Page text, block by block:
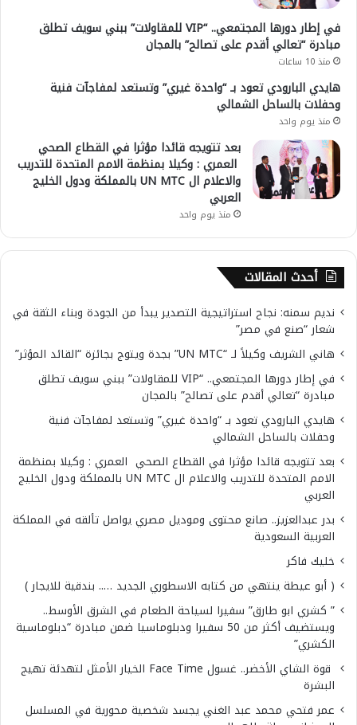
في إطار دورها المجتمعي.. “VIP للمقاولات” ببني سويف تطلق
مبادرة “تعالي أقدم على تصالح” بالمجان
منذ 10 ساعات
هايدي البارودي تعود بـ “واحدة غيري” وتستعد لمفاجآت فنية
وحفلات بالساحل الشمالي
منذ يوم واحد
بعد تتويجه قائدا مؤثرا في القطاع الصحي
العمري : وكيلا بمنظمة الامم المتحدة للتدريب
والاعلام ال UN MTC بالمملكة ودول الخليج
العربي
منذ يوم واحد
أحدث المقالات
نديم سمنه: نجاح استراتيجية التصدير يبدأ من الجودة وبناء الثقة في
شعار “صنع في مصر”
هاني الشريف وكيلاً لـ “UN MTC” بجدة ويتوج بجائزة “القائد المؤثر”
في إطار دورها المجتمعي.. “VIP للمقاولات” ببني سويف تطلق
مبادرة “تعالي أقدم على تصالح” بالمجان
هايدي البارودي تعود بـ “واحدة غيري” وتستعد لمفاجآت فنية
وحفلات بالساحل الشمالي
بعد تتويجه قائدا مؤثرا في القطاع الصحي العمري : وكيلا بمنظمة
الامم المتحدة للتدريب والاعلام ال UN MTC بالمملكة ودول الخليج
العربي
بدر عبدالعزيز.. صانع محتوى وموديل مصري يواصل تألقه في المملكة
العربية السعودية
خليك فاكر
( أبو عيطة ينتهي من كتابه الاسطوري الجديد ….. بندقية للايجار )
” كشري ابو طارق” سفيرا لسياحة الطعام في الشرق الأوسط..
ويستضيف أكثر من 50 سفيرا ودبلوماسيا ضمن مبادرة “دبلوماسية
الكشري”
قوة الشاي الأخضر.. غسول Face Time الخيار الأمثل لتهدئة تهيج
البشرة
عمر فتحي محمد عبد الغني يجسد شخصية محورية في المسلسل